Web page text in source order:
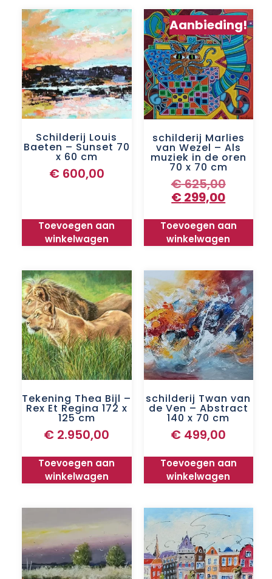
Schilderij Louis
Baeten – Sunset 70
x 60 cm
€600,00
Toevoegen aan
winkelwagen
Aanbieding!
schilderij Marlies
van Wezel – Als
muziek in de oren
70 x 70 cm
€625,00
€ 299,00
Toevoegen aan
winkelwagen
Tekening Thea Bijl –
Rex Et Regina 172 x
125 cm
€ 2.950,00
Toevoegen aan
winkelwagen
schilderij Twan van
de Ven – Abstract
140 x 70 cm
€ 499,00
Toevoegen aan
winkelwagen